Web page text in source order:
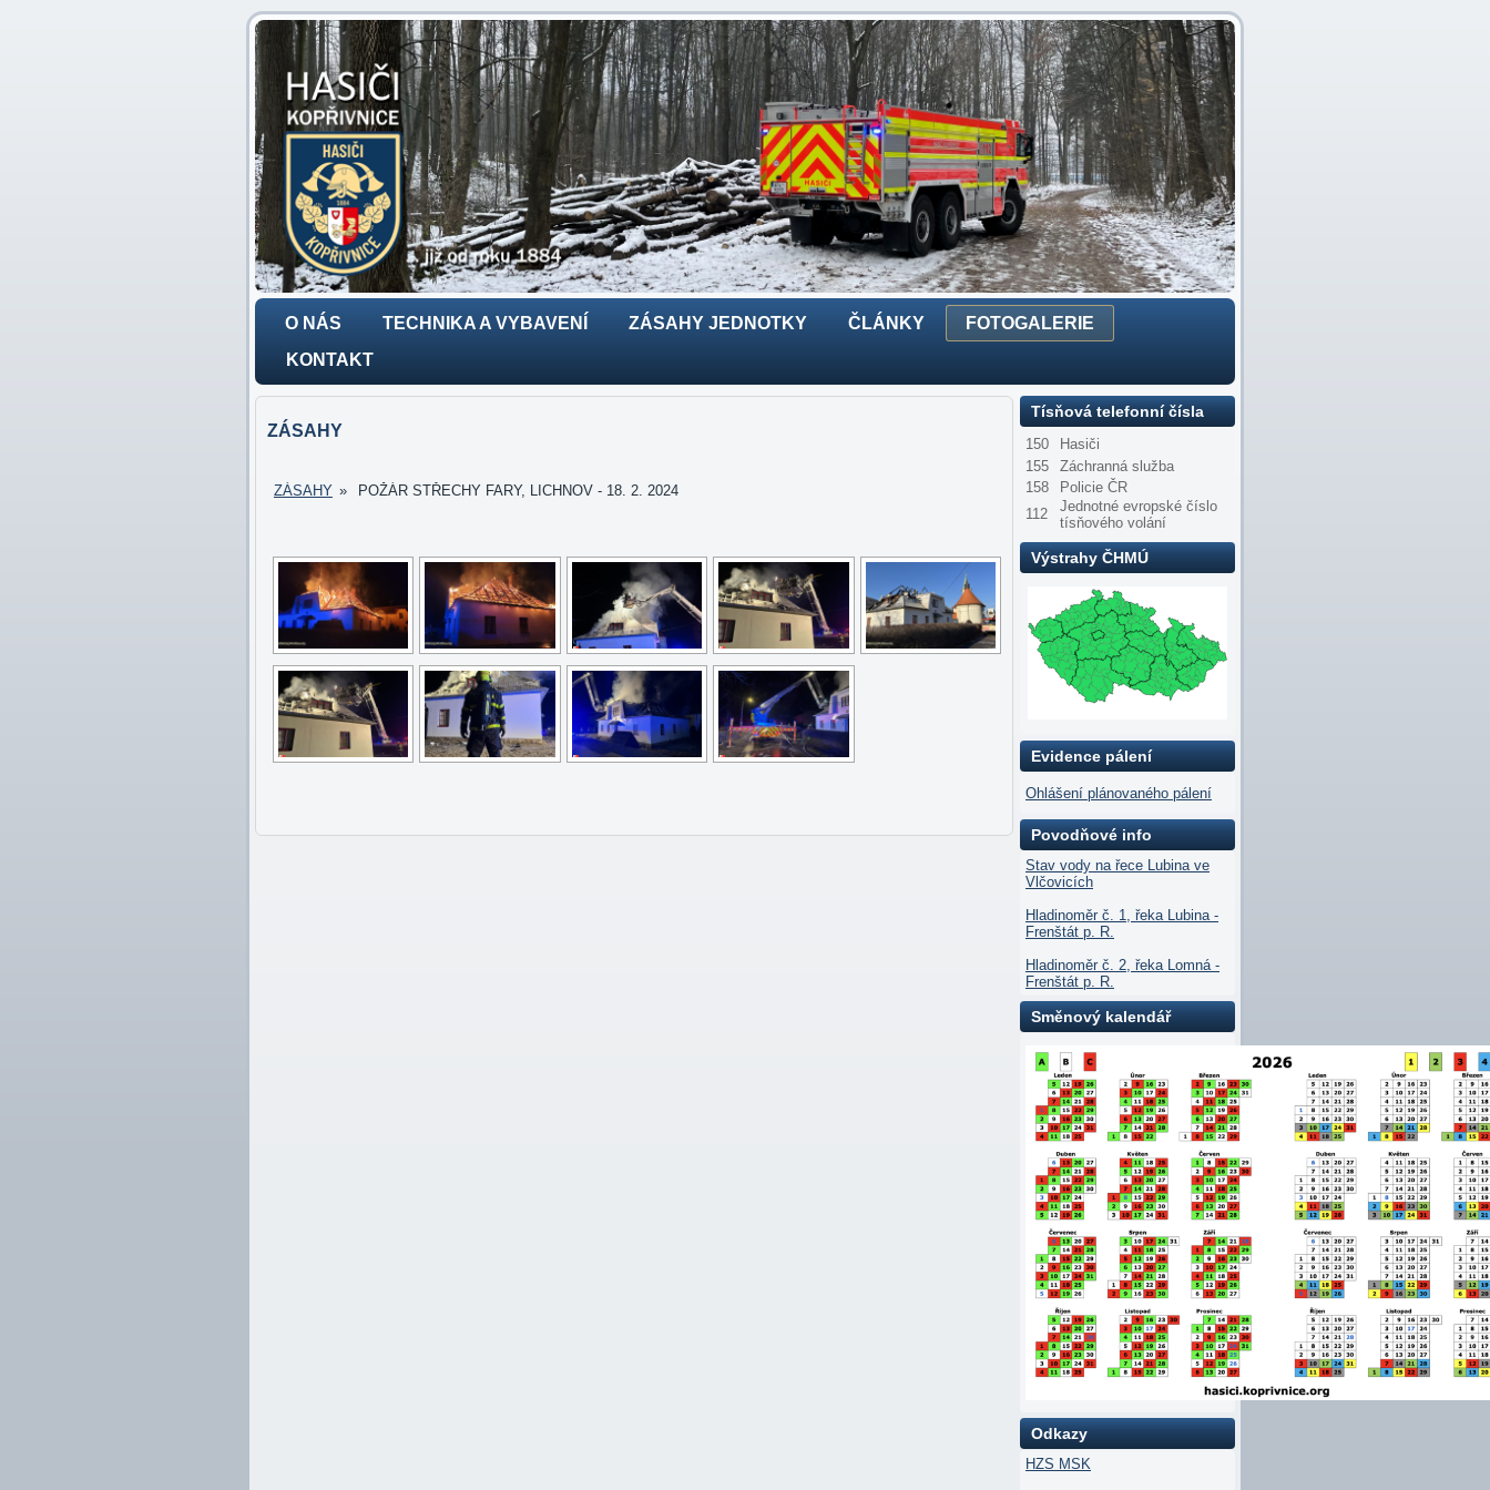
O NÁS TECHNIKA A VYBAVENÍ ZÁSAHY JEDNOTKY ČLÁNKY
FOTOGALERIE
KONTAKT
ZÁSAHY
ZÁSAHY » POŽÁR STŘECHY FARY, LICHNOV - 18. 2. 2024
Tísňová telefonní čísla
150
Hasiči
155
Záchranná služba
158
Policie ČR
112
Jednotné evropské číslo
tísňového volání
Výstrahy ČHMÚ
Evidence pálení
Ohlášení plánovaného pálení
Povodňové info
Stav vody na řece Lubina ve
Vlčovicích
Hladinoměr č. 1, řeka Lubina -
Frenštát p. R.
Hladinoměr č. 2, řeka Lomná -
Frenštát p. R.
Směnový kalendář
Odkazy
HZS MSK